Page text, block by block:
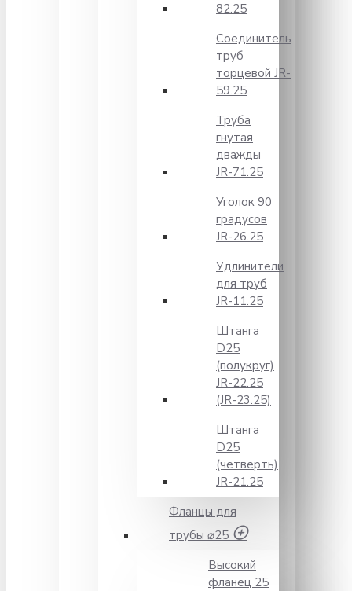
82.25
Соединитель
труб
торцевой JR-
59.25
Труба
гнутая
дважды
JR-71.25
Уголок 90
градусов
JR-26.25
Удлинители
для труб
JR-11.25
Штанга
D25
(полукруг)
JR-22.25
(JR-23.25)
Штанга
D25
(четверть)
JR-21.25
Фланцы для
трубы ⌀25
Высокий
фланец 25